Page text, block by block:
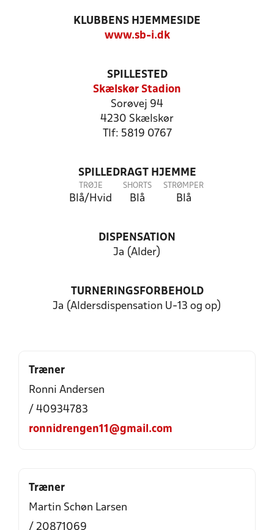
KLUBBENS HJEMMESIDE
www.sb-i.dk
SPILLESTED
Skælskør Stadion
Sorøvej 94
4230 Skælskør
Tlf: 5819 0767
SPILLEDRAGT HJEMME
TRØJE
Blå/Hvid
SHORTS
Blå
STRØMPER
Blå
DISPENSATION
Ja (Alder)
TURNERINGSFORBEHOLD
Ja (Aldersdispensation U-13 og op)
Træner
Ronni Andersen
/ 40934783
ronnidrengen11@gmail.com
Træner
Martin Schøn Larsen
/ 20871069